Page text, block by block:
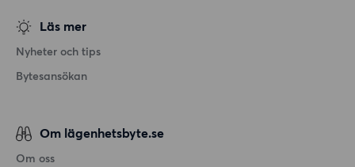
Läs mer
Nyheter och tips
Bytesansökan
Om lägenhetsbyte.se
Om oss